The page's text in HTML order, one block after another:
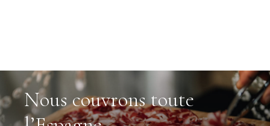
Nous couvrons toute